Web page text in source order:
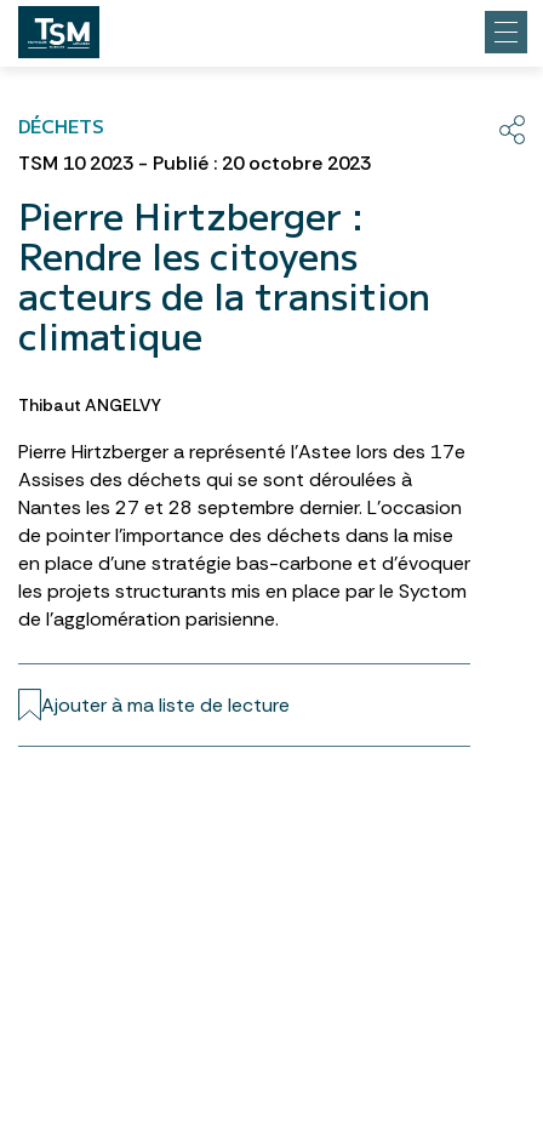
DÉCHETS
TSM 10 2023 - Publié : 20 octobre 2023
Pierre Hirtzberger :
Rendre les citoyens
acteurs de la transition
climatique
Thibaut ANGELVY
Pierre Hirtzberger a représenté l’Astee lors des 17e
Assises des déchets qui se sont déroulées à
Nantes les 27 et 28 septembre dernier. L’occasion
de pointer l’importance des déchets dans la mise
en place d’une stratégie bas-carbone et d’évoquer
les projets structurants mis en place par le Syctom
de l’agglomération parisienne.
Ajouter à ma liste de lecture